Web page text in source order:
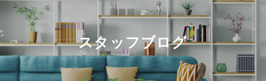
スタッフブログ